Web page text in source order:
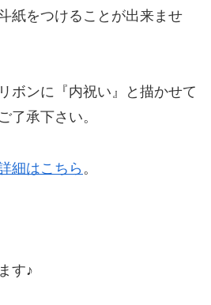
紙をつけることが出来ませ
ボンに『内祝い』と描かせて
了承下さい。
細はこちら 。
す♪